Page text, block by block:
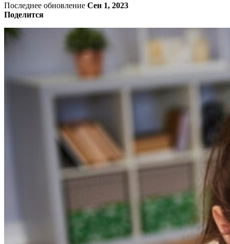
Последнее обновление Сен 1, 2023
Поделится